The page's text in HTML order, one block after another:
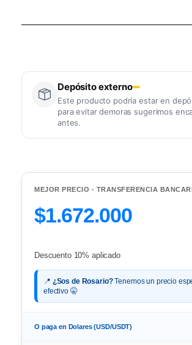
Depósito externo
Este producto podría estar en
para evitar demoras sugerimos
antes.
MEJOR PRECIO - TRANSFERENCIA
$1.672.000
Descuento 10% aplicado
📍 ¿Sos de Rosario?Tenemos un precio
efectivo 🤫
O paga en Dolares (USD/USDT)